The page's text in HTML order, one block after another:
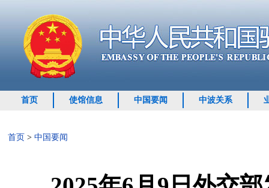
首页 使馆信息 中国要闻 中波关系
首页 > 中国要闻